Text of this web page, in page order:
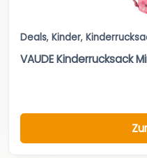
Deals, Kinder,
VAUDE Kinderrucksack